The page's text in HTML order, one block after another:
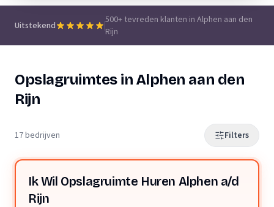
Uitstekend
500+ tevreden klanten in Alphen aan den
Rijn
Opslagruimtes in Alphen aan den
Rijn
17 bedrijven Filters
Ik Wil Opslagruimte Huren Alphen a/d
Rijn